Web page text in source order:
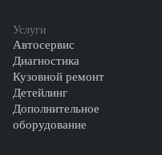
Услуги
Автосервис
Диагностика
Кузовной ремонт
Детейлинг
Дополнительное
оборудование